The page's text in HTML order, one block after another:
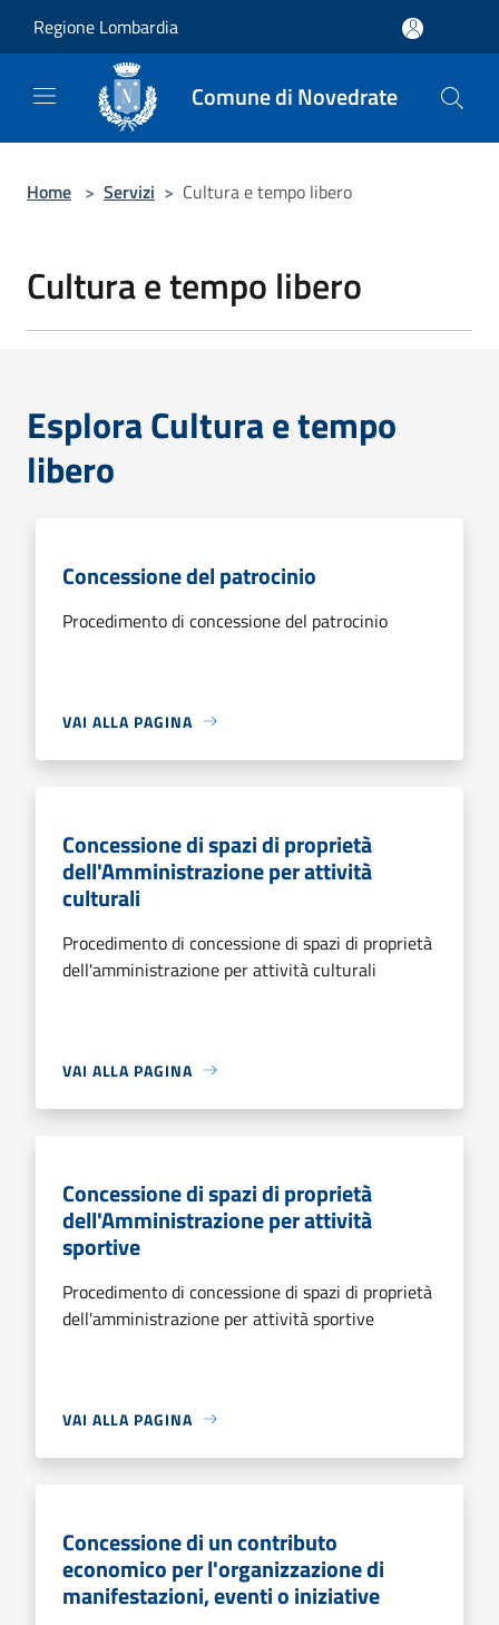
Regione Lombardia
Comune di Novedrate
Home > Servizi > Cultura e tempo libero
Cultura e tempo libero
Esplora Cultura e tempo
libero
Concessione del patrocinio
Procedimento di concessione del patrocinio
VAI ALLA PAGINA
Concessione di spazi di proprietà
dell'Amministrazione per attività
culturali
Procedimento di concessione di spazi di proprietà
dell'amministrazione per attività culturali
VAI ALLA PAGINA
Concessione di spazi di proprietà
dell'Amministrazione per attività
sportive
Procedimento di concessione di spazi di proprietà
dell'amministrazione per attività sportive
VAI ALLA PAGINA
Concessione di un contributo
economico per l'organizzazione di
manifestazioni, eventi o iniziative